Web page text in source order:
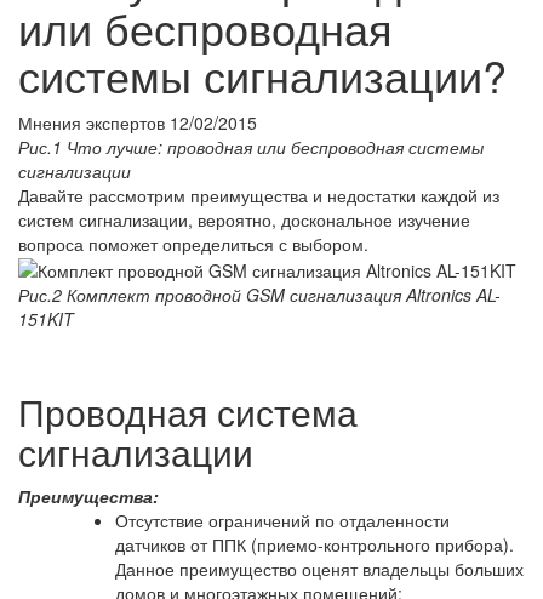
или беспроводная
системы сигнализации?
Мнения экспертов 12/02/2015
Рис.1 Что лучше: проводная или беспроводная системы
сигнализации
Давайте рассмотрим преимущества и недостатки каждой из
систем сигнализации, вероятно, доскональное изучение
вопроса поможет определиться с выбором.
Рис.2 Комплект проводной GSM сигнализация Altronics AL-
151KIT
Проводная система
сигнализации
Преимущества:
Отсутствие ограничений по отдаленности
датчиков от ППК (приемо-контрольного прибора).
Данное преимущество оценят владельцы больших
домов и многоэтажных помещений;